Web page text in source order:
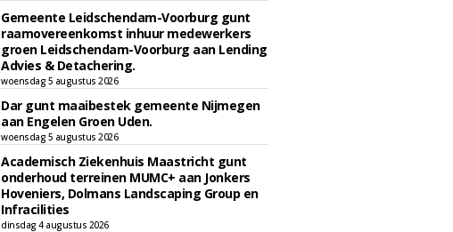
Gemeente Leidschendam-Voorburg gunt
raamovereenkomst inhuur medewerkers
groen Leidschendam-Voorburg aan Lending
Advies & Detachering.
woensdag 5 augustus 2026
Dar gunt maaibestek gemeente Nijmegen
aan Engelen Groen Uden.
woensdag 5 augustus 2026
Academisch Ziekenhuis Maastricht gunt
onderhoud terreinen MUMC+ aan Jonkers
Hoveniers, Dolmans Landscaping Group en
Infracilities
dinsdag 4 augustus 2026